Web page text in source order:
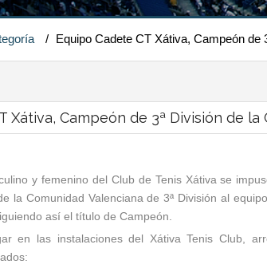
/ Equipo Cadete CT Xátiva, Campeón de
Xátiva, Campeón de 3ª División de la
y femenino del Club de Tenis Xátiva se
la Comunidad Valenciana de 3ª División al
así el título de Campeón.
en las instalaciones del Xátiva Tenis Club,